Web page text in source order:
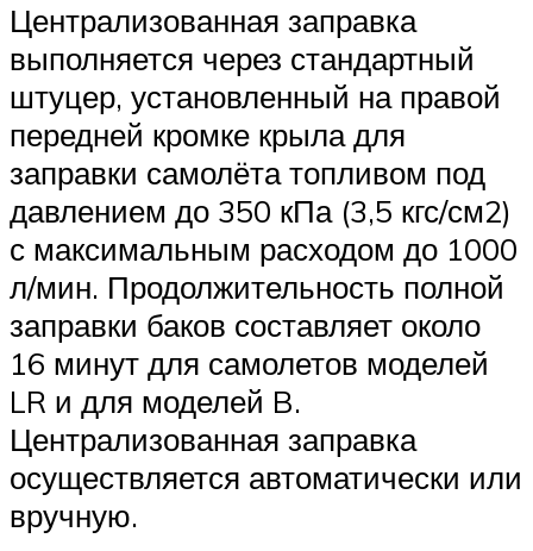
Централизованная заправка
выполняется через стандартный
штуцер, установленный на правой
передней кромке крыла для
заправки самолёта топливом под
давлением до 350 кПа (3,5 кгс/см2)
с максимальным расходом до 1000
л/мин. Продолжительность полной
заправки баков составляет около
16 минут для самолетов моделей
LR и для моделей B.
Централизованная заправка
осуществляется автоматически или
вручную.